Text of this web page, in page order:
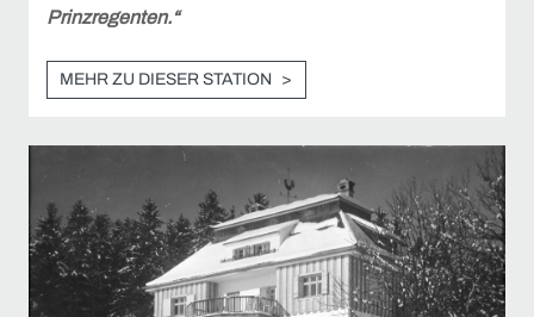
Prinzregenten.“
MEHR ZU DIESER STATION